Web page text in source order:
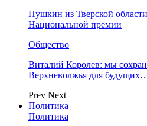
Пушкин из Тверской
Национальной премии
Общество
Виталий Королев: мы
Верхневолжья для
Prev Next
Политика
Политика